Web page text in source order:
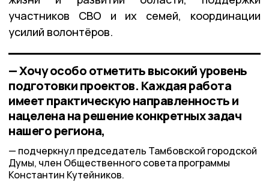
участников СВО и их семей, координации
усилий волонтёров.
— Хочу особо отметить высокий уровень
подготовки проектов. Каждая работа
имеет практическую направленность и
нацелена на решение конкретных задач
нашего региона,
подчеркнул председатель Тамбовской городской
Думы, член Общественного совета программы
Константин Кутейников.